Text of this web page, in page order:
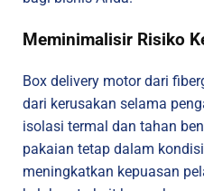
Meminimalisir Risiko
Box delivery motor dari
dari kerusakan selama
isolasi termal dan tahan
pakaian tetap dalam
meningkatkan kepuasan